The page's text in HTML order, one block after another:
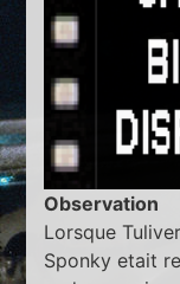
Observation
Lorsque
Sponky etait